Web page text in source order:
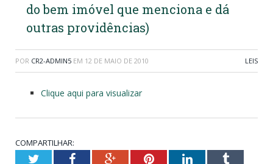
do bem imóvel que menciona e dá
outras providências)
POR CR2-ADMIN5 EM 12 DE MAIO DE 2010 LEIS
Clique aqui para visualizar
COMPARTILHAR:
TwitterFacebookGoogle+PinterestLinkedInTumblr